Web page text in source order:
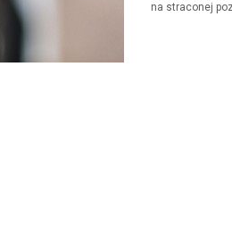
na straconej